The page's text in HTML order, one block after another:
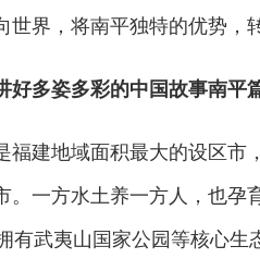
世界，将南平独特的优势，
好多姿多彩的中国故事南平
福建地域面积最大的设区市
。一方水土养一方人，也孕
有武夷山国家公园等核心